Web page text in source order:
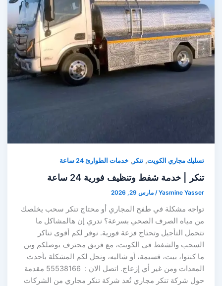
تسليك مجاري الكويت,تنكر ,خدمات الطوارئ 24 ساعة
تنكر | خدمة شفط وتنظيف فورية 24 ساعة
Yasmine Yasser
/مارس 29, 2026
تواجه مشكلة في طفح المجاري أو محتاج تنكر سحب يخلصك
من مياه الصرف الصحي بسرعة؟ ندري إن هالمشاكل ما
تتحمل التأجيل وتحتاج فزعة فورية. نوفر لكم أقوى تناكر
السحب والشفط في الكويت، مع فريق محترف يوصلكم وين
ما كنتوا، بيت، قسيمة، أو شاليه، ونحل لكم المشكلة بأحدث
المعدات ومن غير أي إزعاج. اتصل الان : 55538166 مقدمة
حول شركة تنكر مجاري تُعد شركة تنكر مجاري من الشركات